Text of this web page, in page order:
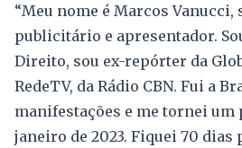
“Meu nome é Marcos
publicitário e apresentador.
Direito, sou ex-repórter da
RedeTV, da Rádio CBN. Fui a
manifestações e me tornei um
janeiro de 2023. Fiquei 70 dias